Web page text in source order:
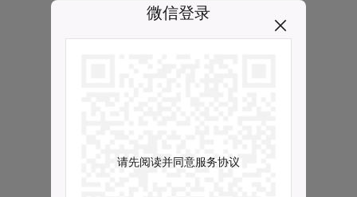
微信登录
请先阅读并同意服务协议